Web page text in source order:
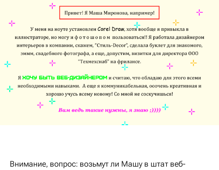
Внимание, вопрос: возьмут ли Машу в штат веб-